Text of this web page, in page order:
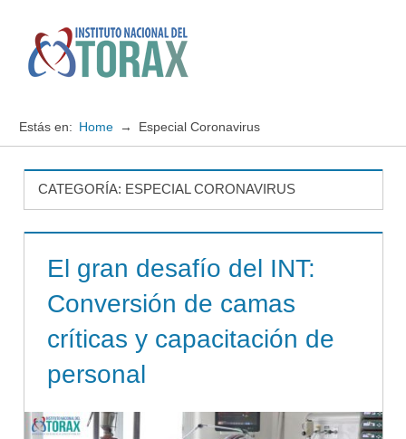
contenido
Instituto
del
TORAX
Estás en: Home Especial Coronavirus
CATEGORÍA: ESPECIAL CORONAVIRUS
El gran desafío del INT:
Conversión de camas
críticas y capacitación de
personal